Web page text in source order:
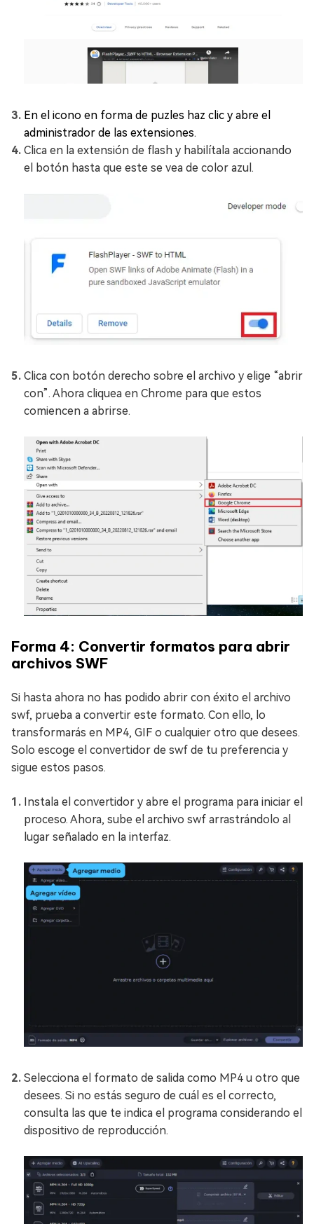
En el icono en forma de puzles haz clic y abre el
administrador de las extensiones.
Clica en la extensión de flash y habilítala accionando
el botón hasta que este se vea de color azul.
Clica con botón derecho sobre el archivo y elige “abrir
con”. Ahora cliquea en Chrome para que estos
comiencen a abrirse.
Forma 4: Convertir formatos para abrir
archivos SWF
Si hasta ahora no has podido abrir con éxito el archivo
swf, prueba a convertir este formato. Con ello, lo
transformarás en MP4, GIF o cualquier otro que desees.
Solo escoge el convertidor de swf de tu preferencia y
sigue estos pasos.
Instala el convertidor y abre el programa para iniciar el
proceso. Ahora, sube el archivo swf arrastrándolo al
lugar señalado en la interfaz.
Selecciona el formato de salida como MP4 u otro que
desees. Si no estás seguro de cuál es el correcto,
consulta las que te indica el programa considerando el
dispositivo de reproducción.